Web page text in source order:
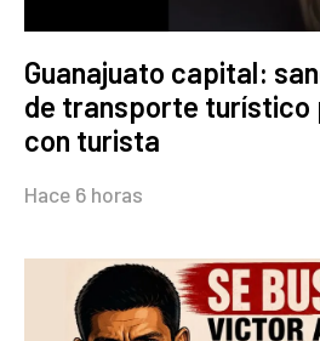
Guanajuato capital:
de transporte turístico
con turista
Hace 6 horas